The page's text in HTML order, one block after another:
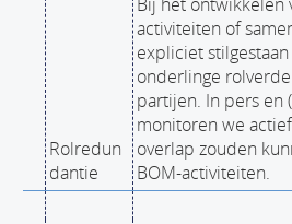
Rolredun
dantie
activiteiten of
expliciet
onderlinge
partijen. In pers en
monitoren we
overlap zouden
BOM-activiteiten.